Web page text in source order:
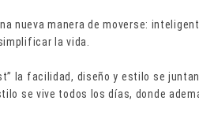
nueva manera de moverse:
la vida.
la facilidad, diseño y estilo se
se vive todos los días, donde